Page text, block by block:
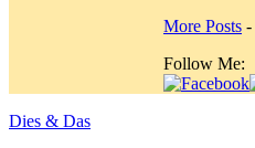
More Posts -
Follow Me:
Dies & Das